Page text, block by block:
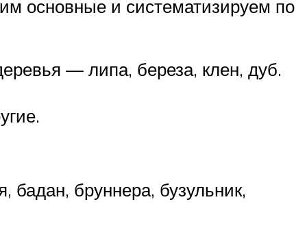
основные и систематизируем по
— липа, береза, клен, дуб.
бадан, бруннера, бузульник,